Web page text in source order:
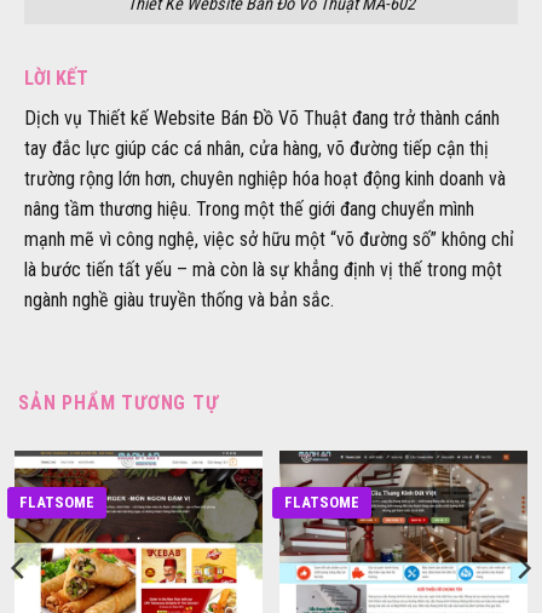
LỜI KẾT
Dịch vụ Thiết kế Website Bán Đồ Võ Thuật đang trở thành cánh
tay đắc lực giúp các cá nhân, cửa hàng, võ đường tiếp cận thị
trường rộng lớn hơn, chuyên nghiệp hóa hoạt động kinh doanh và
nâng tầm thương hiệu. Trong một thế giới đang chuyển mình
mạnh mẽ vì công nghệ, việc sở hữu một “võ đường số” không chỉ
là bước tiến tất yếu – mà còn là sự khẳng định vị thế trong một
ngành nghề giàu truyền thống và bản sắc.
SẢN PHẨM TƯƠNG TỰ
FLATSOME FLATSOME